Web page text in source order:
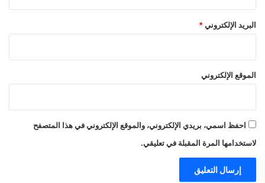
البريد الإلكتروني *
الموقع الإلكتروني
احفظ اسمي، بريدي الإلكتروني، والموقع الإلكتروني في هذا المتصفح
لاستخدامها المرة المقبلة في تعليقي.